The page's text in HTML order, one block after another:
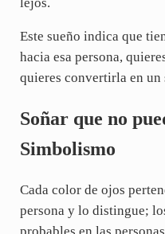
Este sueño indica que
hacia esa persona,
quieres convertirla en un
Soñar que no
Simbolismo
Cada color de ojos
persona y lo distingue;